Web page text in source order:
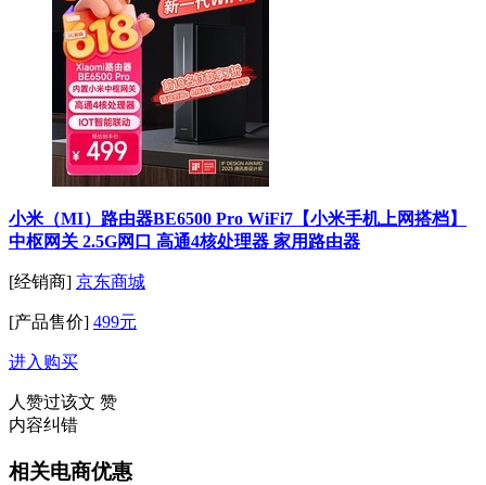
小米（MI）路由器BE6500 Pro WiFi7【小米手机上网搭档】
中枢网关 2.5G网口 高通4核处理器 家用路由器
[经销商] 京东商城
[产品售价] 499元
进入购买
人赞过该文 赞
内容纠错
相关电商优惠